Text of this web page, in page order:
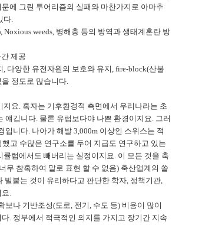
에 그린 투어리즘의 실패와 마찬가지로 아마추
다.
weeds, 병해충 등의 방역과 생태계혼란 방
제공
다양한 유전자원의 보호와 유지, fire-block(산불
정도로 많습니다.
요. 혹자는 기후환경적 측면에서 우리나라는 초
깁니다. 물론 유럽보다야 나쁜 환경이지요. 그러
니다. 나아가 해발 3,000m 이상인 스위스는 적
고 수많은 연구소를 두어 지급도 연구하고 있는
럼에서도 빼버리는 실정이지요. 이 모든 것을 축
무 참혹하여 말로 표현 할 수 없음) 축산업계의 쏠
붙는 것이 유리하다고 판단한 학자, 정책기관,
.
나 기반조성(도로, 전기, 수도 등) 비용이 많이
. 정부에서 적극적인 의지를 가지고 장기간 지속